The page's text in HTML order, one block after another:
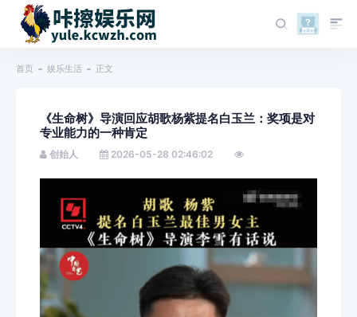
首页 娱乐生活 正文
《生命树》导演回应胡歌杨紫提名白玉兰：奖项是对
专业能力的一种肯定
创始人 2026-05-28 02:46:02